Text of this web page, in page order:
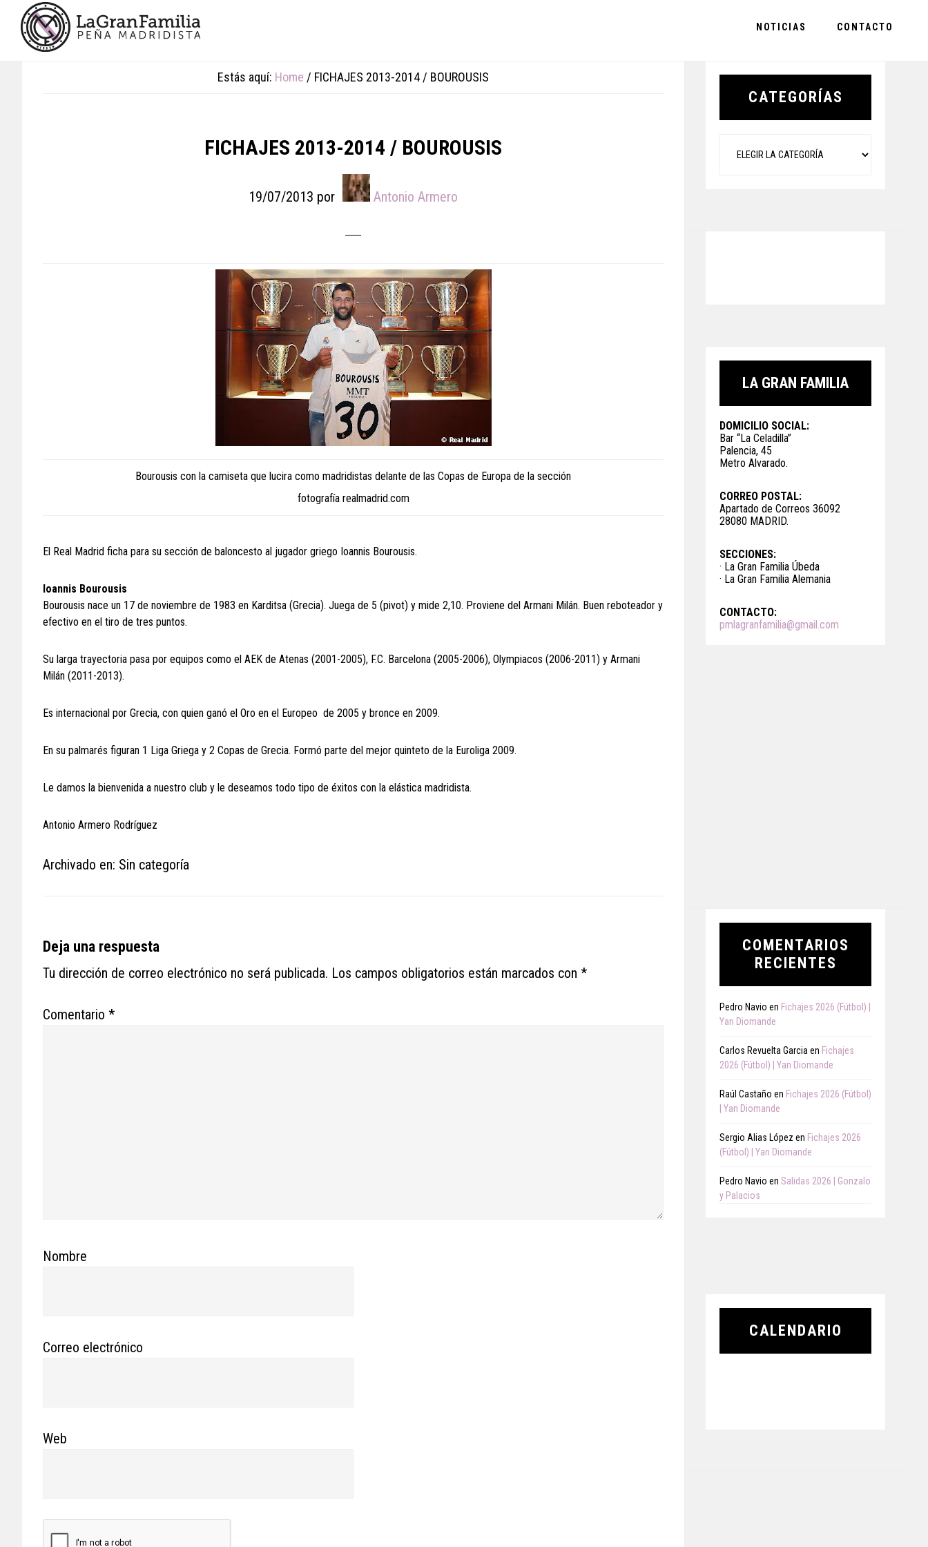
primary
footer
NOTICIAS CONTACTO
Estás aquí: Home / FICHAJES 2013-2014 / BOUROUSIS
FICHAJES 2013-2014 / BOUROUSIS
19/07/2013 por Antonio Armero
Bourousis con la camiseta que lucira como madridistas delante de las Copas de Europa de la sección
fotografía realmadrid.com
El Real Madrid ficha para su sección de baloncesto al jugador griego Ioannis Bourousis.
Ioannis Bourousis
Bourousis nace un 17 de noviembre de 1983 en Karditsa (Grecia). Juega de 5 (pivot) y mide 2,10. Proviene del Armani Milán. Buen reboteador y
efectivo en el tiro de tres puntos.
Su larga trayectoria pasa por equipos como el AEK de Atenas (2001-2005), F.C. Barcelona (2005-2006), Olympiacos (2006-2011) y Armani
Milán (2011-2013).
Es internacional por Grecia, con quien ganó el Oro en el Europeo de 2005 y bronce en 2009.
En su palmarés figuran 1 Liga Griega y 2 Copas de Grecia. Formó parte del mejor quinteto de la Euroliga 2009.
Le damos la bienvenida a nuestro club y le deseamos todo tipo de éxitos con la elástica madridista.
Antonio Armero Rodríguez
Archivado en: Sin categoría
Reader
Interactions
Deja una respuesta
Tu dirección de correo electrónico no será publicada. Los campos obligatorios están marcados con *
Comentario *
Nombre
Correo electrónico
Web
Primary
CATEGORÍAS
LA GRAN FAMILIA
DOMICILIO SOCIAL:
Bar “La Celadilla”
Palencia, 45
Metro Alvarado.
CORREO POSTAL:
Apartado de Correos 36092
28080 MADRID.
SECCIONES:
· La Gran Familia Úbeda
· La Gran Familia Alemania
CONTACTO:
pmlagranfamilia@gmail.com
COMENTARIOS
RECIENTES
Pedro Navio en Fichajes 2026 (Fútbol) |
Yan Diomande
Carlos Revuelta Garcia en Fichajes
2026 (Fútbol) | Yan Diomande
Raúl Castaño en Fichajes 2026 (Fútbol)
| Yan Diomande
Sergio Alias López en Fichajes 2026
(Fútbol) | Yan Diomande
Pedro Navio en Salidas 2026 | Gonzalo
y Palacios
CALENDARIO